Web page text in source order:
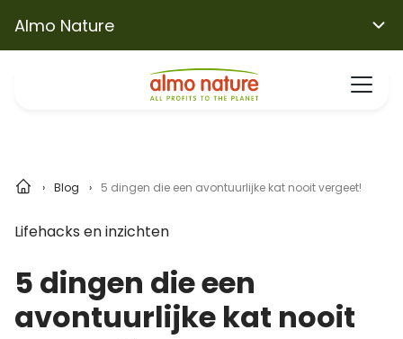
Almo Nature
Blog 5 dingen die een avontuurlijke kat nooit vergeet!
Lifehacks en inzichten
5 dingen die een
avontuurlijke kat nooit